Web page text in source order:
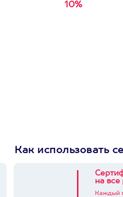
10%
Как использовать
на все
Каждый